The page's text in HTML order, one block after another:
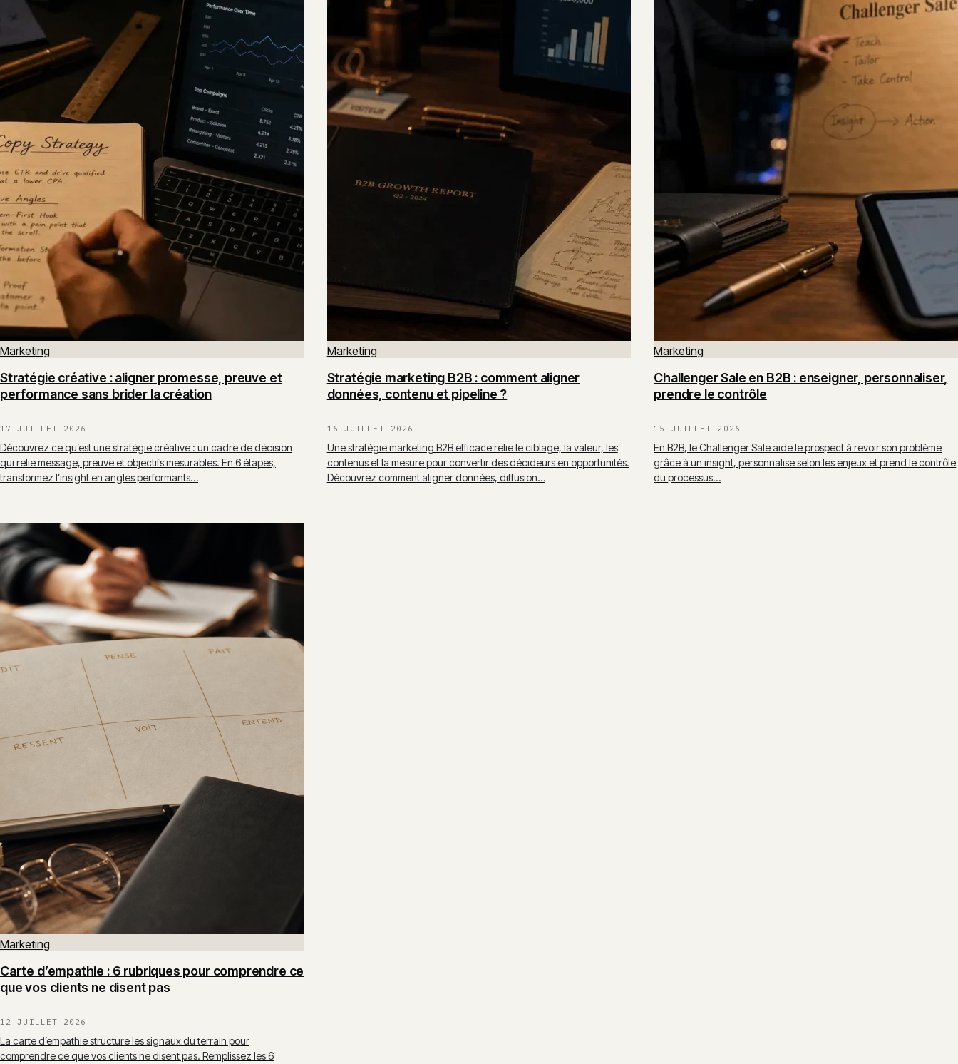
Marketing
Stratégie créative : aligner promesse, preuve et
performance sans brider la création
17 JUILLET 2026
Découvrez ce qu’est une stratégie créative : un cadre de décision
qui relie message, preuve et objectifs mesurables. En 6 étapes,
transformez l’insight en angles performants…
Marketing
Stratégie marketing B2B : comment aligner
données, contenu et pipeline ?
16 JUILLET 2026
Une stratégie marketing B2B efficace relie le ciblage, la valeur, les
contenus et la mesure pour convertir des décideurs en opportunités.
Découvrez comment aligner données, diffusion…
Marketing
Challenger Sale en B2B : enseigner, personnaliser,
prendre le contrôle
15 JUILLET 2026
En B2B, le Challenger Sale aide le prospect à revoir son problème
grâce à un insight, personnalise selon les enjeux et prend le contrôle
du processus…
Marketing
Carte d’empathie : 6 rubriques pour comprendre ce
que vos clients ne disent pas
12 JUILLET 2026
La carte d’empathie structure les signaux du terrain pour
comprendre ce que vos clients ne disent pas. Remplissez les 6